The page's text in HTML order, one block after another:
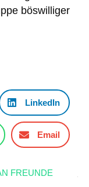
böswilliger
LinkedIn
Email
FREUNDE